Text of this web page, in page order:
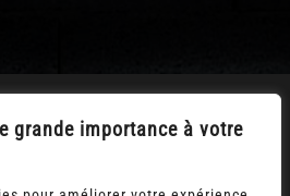
grande importance à votre
FOUASSIERE